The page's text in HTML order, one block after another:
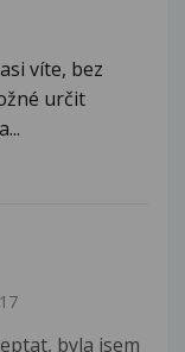
víte, bez
určit
byla jsem